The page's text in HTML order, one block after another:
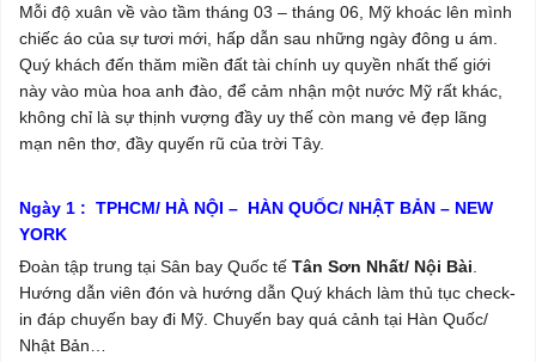
Mỗi độ xuân về vào tầm tháng 03 – tháng 06, Mỹ khoác lên mình
chiếc áo của sự tươi mới, hấp dẫn sau những ngày đông u ám.
Quý khách đến thăm miền đất tài chính uy quyền nhất thế giới
này vào mùa hoa anh đào, để cảm nhận một nước Mỹ rất khác,
không chỉ là sự thịnh vượng đầy uy thế còn mang vẻ đẹp lãng
mạn nên thơ, đầy quyến rũ của trời Tây.
Ngày 1 : TPHCM/ HÀ NỘI – HÀN QUỐC/ NHẬT BẢN – NEW
YORK
Đoàn tập trung tại Sân bay Quốc tế Tân Sơn Nhất/ Nội Bài
Hướng dẫn viên đón và hướng dẫn Quý khách làm thủ tục check-
in đáp chuyến bay đi Mỹ. Chuyến bay quá cảnh tại Hàn Quốc/
Nhật Bản…